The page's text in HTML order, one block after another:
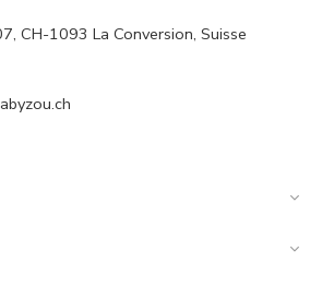
CH-1093 La Conversion, Suisse